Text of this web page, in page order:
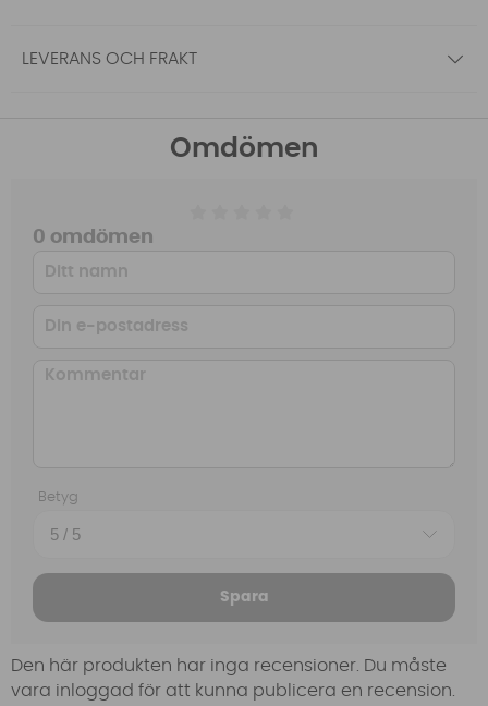
LEVERANS OCH FRAKT
Omdömen
0 omdömen
Betyg
Spara
Den här produkten har inga recensioner. Du måste
vara inloggad för att kunna publicera en recension.